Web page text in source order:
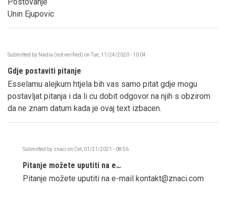
Unin Ejupovic
Submitted by Nadia (not verified) on Tue, 11/24/2020 - 10:04
Gdje postaviti pitanje
Esselamu alejkum htjela bih vas samo pitat gdje mogu
postavljat pitanja i da li cu dobit odgovor na njih s obzirom
da ne znam datum kada je ovaj text izbacen.
Submitted by znaci on Čet, 01/21/2021 - 08:56
postaviti
Pitanje možete uputiti na e…
Pitanje možete uputiti na e-mail kontakt@znaci.com